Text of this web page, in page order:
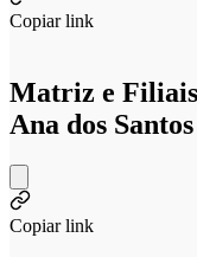
Copiar link
Matriz e Filiais
Ana dos
Copiar link